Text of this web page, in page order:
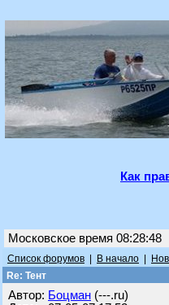
Как
Московское время 08:28:48
Список форумов В начало
Re: Тент
Автор: Бoцман (---.ru)